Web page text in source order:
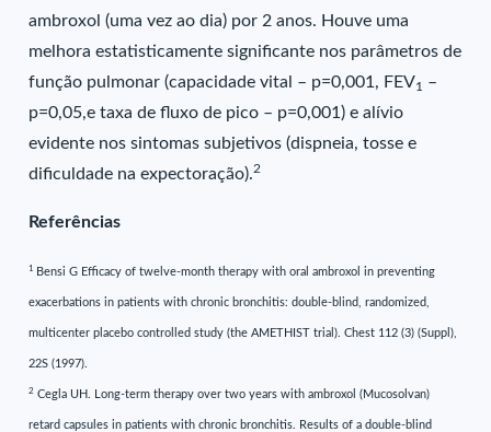
ambroxol (uma vez ao dia) por 2 anos. Houve uma
melhora estatisticamente significante nos parâmetros de
função pulmonar (capacidade vital – p=0,001, FEV1 –
p=0,05,e taxa de fluxo de pico – p=0,001) e alívio
evidente nos sintomas subjetivos (dispneia, tosse e
dificuldade na expectoração).2
Referências
1 Bensi G Efficacy of twelve-month therapy with oral ambroxol in preventing
exacerbations in patients with chronic bronchitis: double-blind, randomized,
multicenter placebo controlled study (the AMETHIST trial). Chest 112 (3) (Suppl),
22S (1997).
2 Cegla UH. Long-term therapy over two years with ambroxol (Mucosolvan)
retard capsules in patients with chronic bronchitis. Results of a double-blind